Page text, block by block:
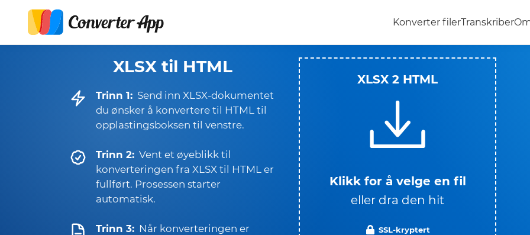
Konverter filerTranskriber
XLSX til HTML
Trinn 1: Send inn XLSX-dokumentet
du ønsker å konvertere til HTML til
opplastingsboksen til venstre.
Trinn 2: Vent et øyeblikk til
konverteringen fra XLSX til HTML er
fullført. Prosessen starter
automatisk.
Trinn 3: Når konverteringen er
XLSX 2 HTML
Klikk for å velge en fil
eller dra den hit
SSL-kryptert